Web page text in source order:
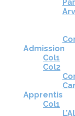
Admission
Col1
Col2
Apprentis
Col1